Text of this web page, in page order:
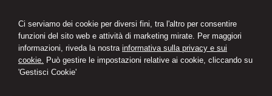
Ci serviamo dei cookie per diversi fini, tra l'altro per consentire
funzioni del sito web e attività di marketing mirate. Per maggiori
informazioni, riveda la nostra informativa sulla privacy e sui
cookie. Può gestire le impostazioni relative ai cookie, cliccando su
'Gestisci Cookie'